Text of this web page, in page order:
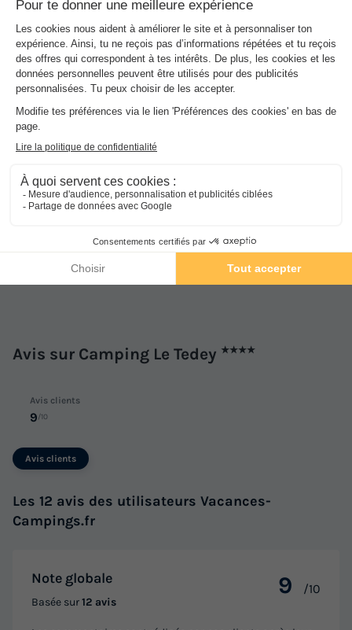
au camping Le Tedey, vous avez l’opportunité de découvrir ces
sites et de profiter d’un séjour sportif au cœur d’un cadre naturel
unique en Nouvelle-Aquitaine.
Activités et animations proposées
Santé et Bien-être, Commerces et Restauration, Locations et
Avis sur Camping Le Tedey ★★★★
Avis clients
9/10
Avis clients
Les 12 avis des utilisateurs Vacances-
Campings.fr
Note globale
Basée sur12 avis
9 /10